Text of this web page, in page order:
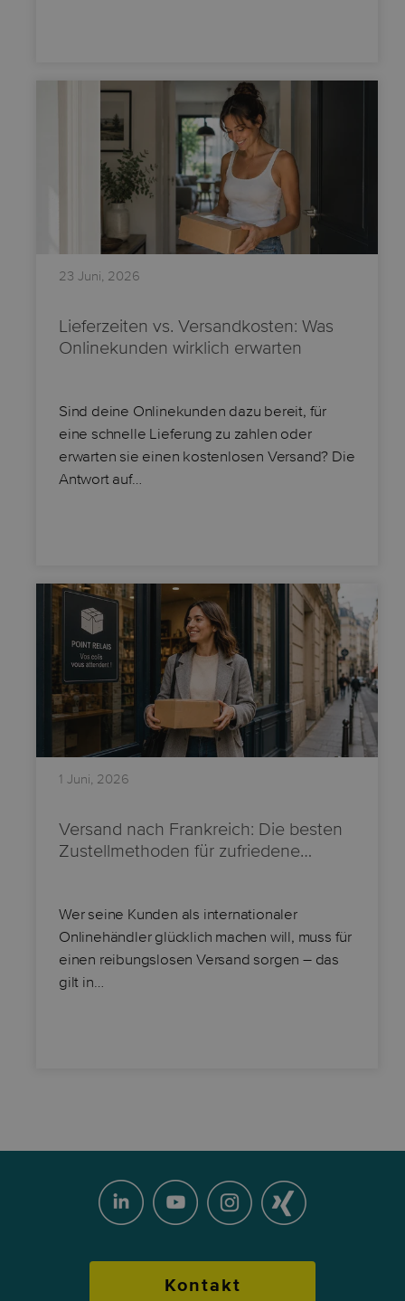
23 Juni, 2026
Lieferzeiten vs. Versandkosten: Was
Onlinekunden wirklich erwarten
Sind deine Onlinekunden dazu bereit, für
eine schnelle Lieferung zu zahlen oder
erwarten sie einen kostenlosen Versand? Die
Antwort auf…
1 Juni, 2026
Versand nach Frankreich: Die besten
Zustellmethoden für zufriedene…
Wer seine Kunden als internationaler
Onlinehändler glücklich machen will, muss für
einen reibungslosen Versand sorgen – das
gilt in…
Kontakt